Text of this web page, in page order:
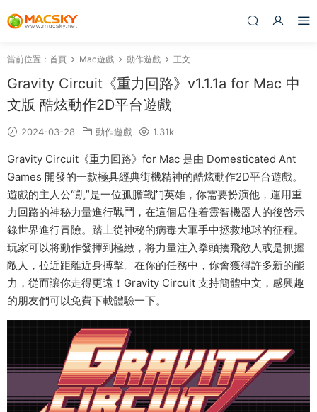
當前位置： 首頁 Mac遊戲 動作遊戲 正文
Gravity Circuit《重力回路》v1.1.1a for Mac 中
文版 酷炫動作2D平台遊戲
2024-03-28 動作遊戲 1.31k
Gravity Circuit《重力回路》for Mac 是由 Domesticated Ant
Games 開發的一款極具經典街機精神的酷炫動作2D平台遊戲。
遊戲的主人公“凱”是一位孤膽戰鬥英雄，你需要扮演他，運用重
力回路的神秘力量進行戰鬥，在這個居住着靈智機器人的後啓示
錄世界進行冒險。踏上從神秘的病毒大軍手中拯救地球的征程。
玩家可以将動作發揮到極緻，将力量注入拳頭揍飛敵人或是抓握
敵人，拉近距離近身搏擊。在你的任務中，你會獲得許多新的能
力，從而讓你走得更遠！Gravity Circuit 支持簡體中文，感興趣
的朋友們可以免費下載體驗一下。